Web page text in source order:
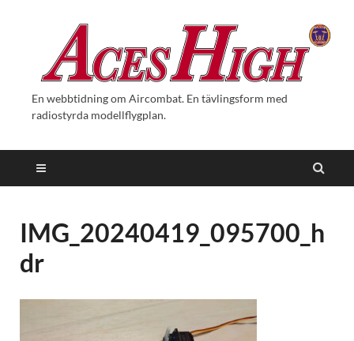
En webbtidning om Aircombat. En tävlingsform med
radiostyrda modellflygplan.
IMG_20240419_095700_h
dr